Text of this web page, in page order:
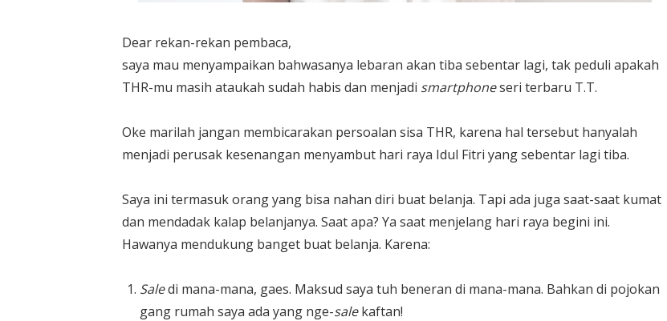
Dear rekan-rekan pembaca,
saya mau menyampaikan bahwasanya lebaran akan tiba sebentar lagi, tak peduli apakah
THR-mu masih ataukah sudah habis dan menjadi smartphoneseri terbaru T.T.
Oke marilah jangan membicarakan persoalan sisa THR, karena hal tersebut hanyalah
menjadi perusak kesenangan menyambut hari raya Idul Fitri yang sebentar lagi tiba.
Saya ini termasuk orang yang bisa nahan diri buat belanja. Tapi ada juga saat-saat kumat
dan mendadak kalap belanjanya. Saat apa? Ya saat menjelang hari raya begini ini.
Hawanya mendukung banget buat belanja. Karena:
Saledi mana-mana, gaes. Maksud saya tuh beneran di mana-mana. Bahkan di pojokan
gang rumah saya ada yang nge-salekaftan!